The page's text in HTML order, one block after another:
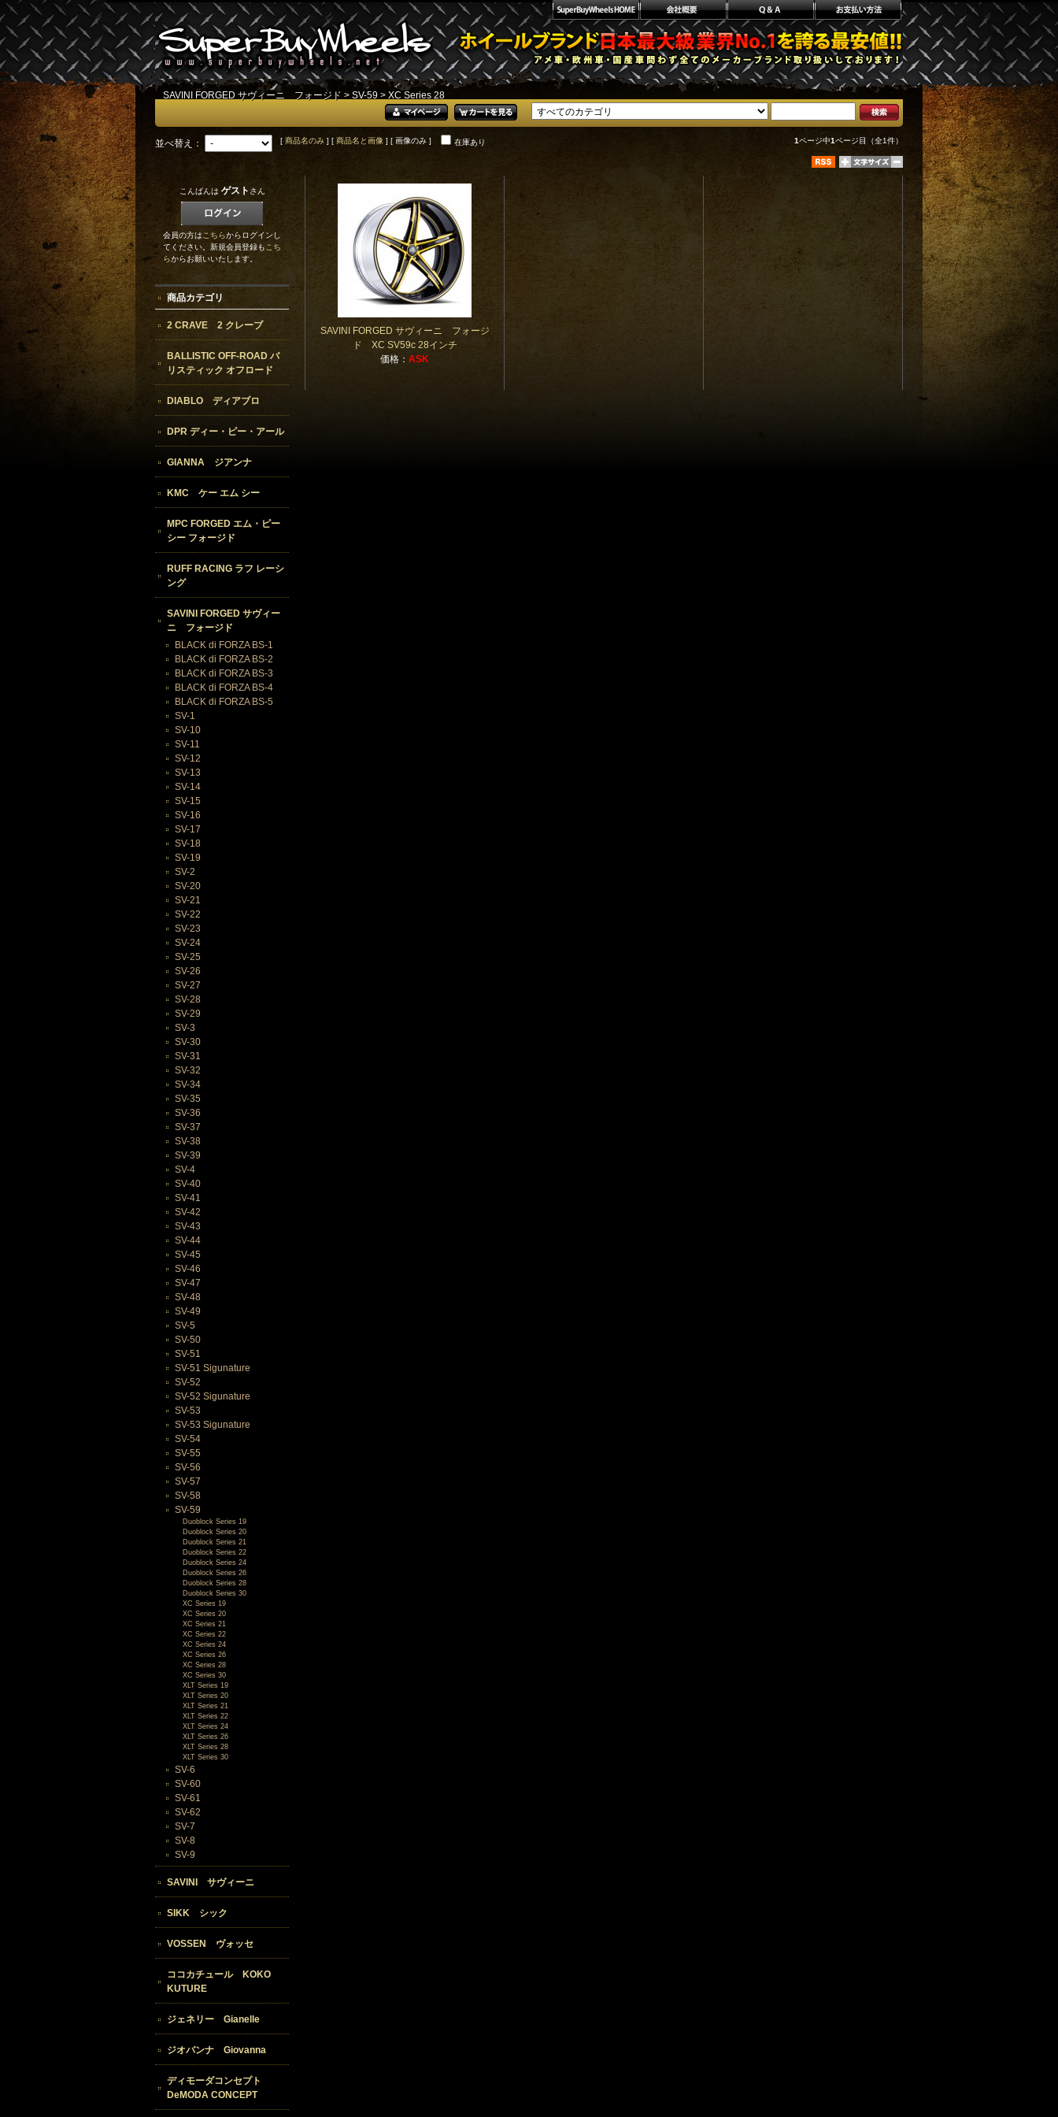
SAVINI FORGED サヴィーニ フォージド > SV-59 > XC Series 28
並べ替え： [ 商品名のみ ] [ 商品名と画像 ] [ 画像のみ ] 在庫あり 1ページ中1ページ目（全1件）
SAVINI FORGED サヴィーニ フォージ
ド XC SV59c 28インチ
価格： ASK
こんばんは ゲスト さん
会員の方はこちらからログインし
てください。新規会員登録もこち
らからお願いいたします。
商品カテゴリ
2 CRAVE 2 クレーブ
BALLISTIC OFF-ROAD バ
リスティック オフロード
DIABLO ディアブロ
DPR ディー・ピー・アール
GIANNA ジアンナ
KMC ケー エム シー
MPC FORGED エム・ピー
シー フォージド
RUFF RACING ラフ レーシ
ング
SAVINI FORGED サヴィー
ニ フォージド
BLACK di FORZA BS-1
BLACK di FORZA BS-2
BLACK di FORZA BS-3
BLACK di FORZA BS-4
BLACK di FORZA BS-5
SV-1
SV-10
SV-11
SV-12
SV-13
SV-14
SV-15
SV-16
SV-17
SV-18
SV-19
SV-2
SV-20
SV-21
SV-22
SV-23
SV-24
SV-25
SV-26
SV-27
SV-28
SV-29
SV-3
SV-30
SV-31
SV-32
SV-34
SV-35
SV-36
SV-37
SV-38
SV-39
SV-4
SV-40
SV-41
SV-42
SV-43
SV-44
SV-45
SV-46
SV-47
SV-48
SV-49
SV-5
SV-50
SV-51
SV-51 Sigunature
SV-52
SV-52 Sigunature
SV-53
SV-53 Sigunature
SV-54
SV-55
SV-56
SV-57
SV-58
SV-59
Duoblock Series 19
Duoblock Series 20
Duoblock Series 21
Duoblock Series 22
Duoblock Series 24
Duoblock Series 26
Duoblock Series 28
Duoblock Series 30
XC Series 19
XC Series 20
XC Series 21
XC Series 22
XC Series 24
XC Series 26
XC Series 28
XC Series 30
XLT Series 19
XLT Series 20
XLT Series 21
XLT Series 22
XLT Series 24
XLT Series 26
XLT Series 28
XLT Series 30
SV-6
SV-60
SV-61
SV-62
SV-7
SV-8
SV-9
SAVINI サヴィーニ
SIKK シック
VOSSEN ヴォッセ
ココカチュール KOKO
KUTURE
ジェネリー Gianelle
ジオバンナ Giovanna
ディモーダコンセプト
DeMODA CONCEPT